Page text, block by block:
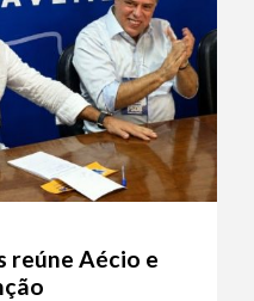
reúne Aécio e